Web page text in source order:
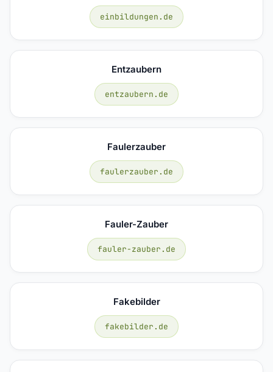
einbildungen.de
Entzaubern
entzaubern.de
Faulerzauber
faulerzauber.de
Fauler-Zauber
fauler-zauber.de
Fakebilder
fakebilder.de